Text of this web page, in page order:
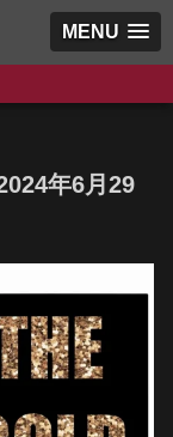
MENU
年6月29